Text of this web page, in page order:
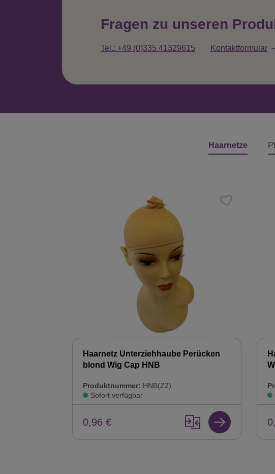
Fragen zu unseren
Tel.: +49 (0)335 41329615 Kontaktformular
Haarnetze
Haarnetz Unterziehhaube Perücken
blond Wig Cap HNB
Produktnummer: HNB(Z2)
Sofort verfügbar
0,96 €